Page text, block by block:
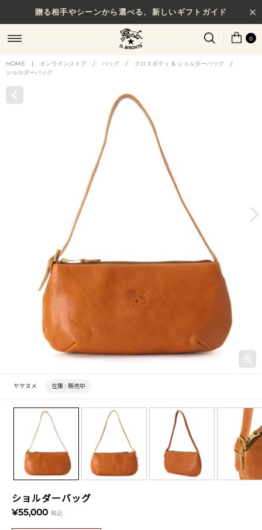
贈る相手やシーンから選べる、新しいギフトガイド
0
HOME | オンラインストア / バッグ / クロスボディ & ショルダーバッグ
/
ショルダーバッグ
ショルダーバッグ
¥55,000 税込
ヤケヌメ 在庫 : 販売中